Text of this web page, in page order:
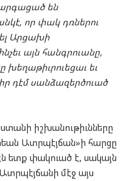
են
որ փակ դռներու
Արցախի
այն հանգրուանը,
խեղաթիւրուեցաւ եւ
դէմ սանձազերծուած
իշխանութիւնները
Ատրպէյճան»ի հարցը
ետք փակուած է, սակայն
մէջ այս